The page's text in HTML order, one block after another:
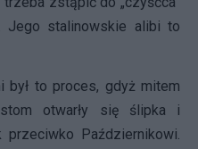
Jego stalinowskie alibi to
był to proces, gdyż mitem
otwarły się ślipka i
przeciwko Październikowi.